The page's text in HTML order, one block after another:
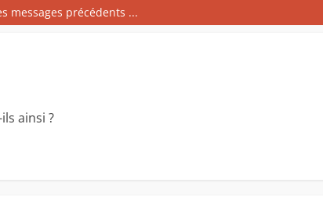
messages précédents ...
ainsi ?